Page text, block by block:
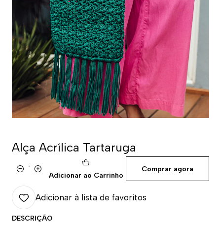
Alça Acrílica Tartaruga
QuantidadeAdicionar ao Carrinho
Comprar agora
Adicionar à lista de favoritos
DESCRIÇÃO